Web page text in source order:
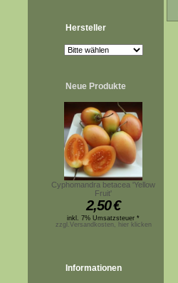
Hersteller
Neue Produkte
Cyphomandra betacea 'Yellow
Fruit'
2,50€
inkl. 7% Umsatzsteuer *
zzgl.Versandkosten, hier klicken
Informationen